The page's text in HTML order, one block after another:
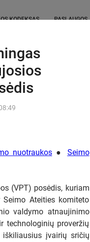
KODEKSAS PASLAUGOS
nuotraukos● Seimo
(VPT) posėdis, kuriam
Ateities komiteto
valdymo atnaujinimo
technologinių proveržių
iškiliausius įvairių sričių